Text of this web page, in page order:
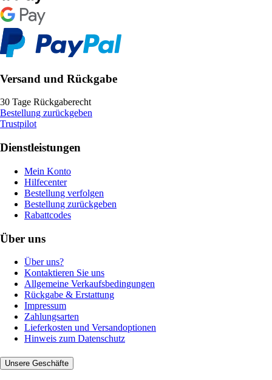
Versand und Rückgabe
30 Tage Rückgaberecht
Bestellung zurückgeben
Trustpilot
Dienstleistungen
Mein Konto
Hilfecenter
Bestellung verfolgen
Bestellung zurückgeben
Rabattcodes
Über uns
Über uns?
Kontaktieren Sie uns
Allgemeine Verkaufsbedingungen
Rückgabe & Erstattung
Impressum
Zahlungsarten
Lieferkosten und Versandoptionen
Hinweis zum Datenschutz
Unsere Geschäfte